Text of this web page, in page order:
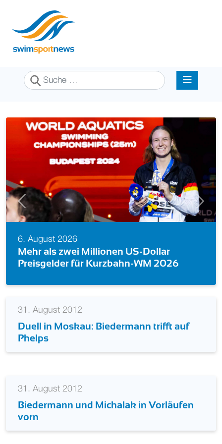
Suchen
6. August 2026
Mehr als zwei Millionen US-Dollar
Preisgelder für Kurzbahn-WM 2026
Previous Next
31. August 2012
Duell in Moskau: Biedermann trifft auf
Phelps
31. August 2012
Biedermann und Michalak in Vorläufen
vorn